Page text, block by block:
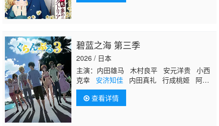
碧蓝之海 第三季
2026 / 日本
主演：内田雄马 木村良平 安元洋贵 小西
克幸 安济知佳内田真礼 行成桃姬 阿澄
佳奈 山根绮 江口拓也 榎木淳弥 花江夏
树 罗伯特·沃特曼 福山润 诸星堇 青山吉
能 川田绅司 水树奈奈 市道真央 大原沙
查看详情